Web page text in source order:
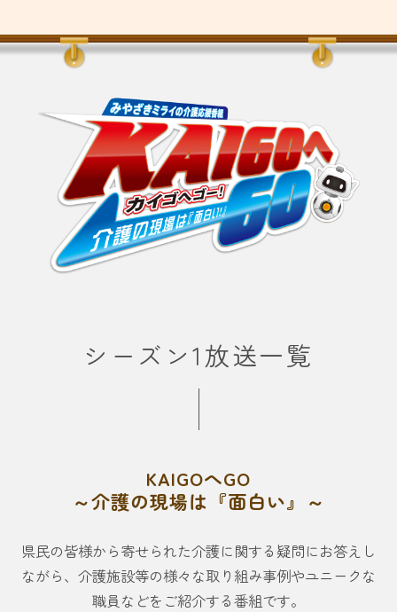
シーズン1放送一覧
KAIGOへGO
～介護の現場は『面白い』～
県民の皆様から寄せられた介護に関する疑問にお答えし
ながら、 介護施設等の様々な取り組み事例やユニークな
職員などをご紹介する番組です。